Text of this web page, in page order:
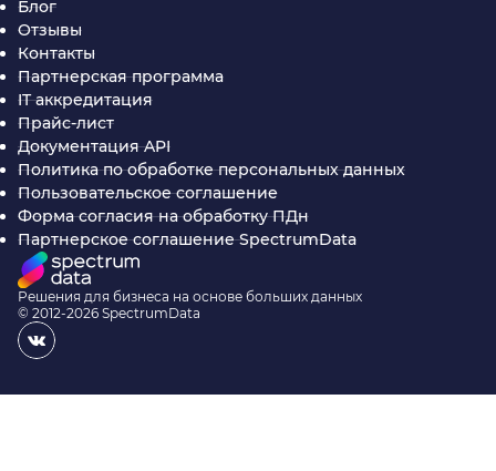
Решения для бизнеса на основе больших данных
© 2012-2026 SpectrumData
Блог
Отзывы
Контакты
Партнерская программа
IT аккредитация
Прайс-лист
Документация API
Политика по обработке персональных данных
Пользовательское соглашение
Форма согласия на обработку ПДн
Партнерское соглашение SpectrumData